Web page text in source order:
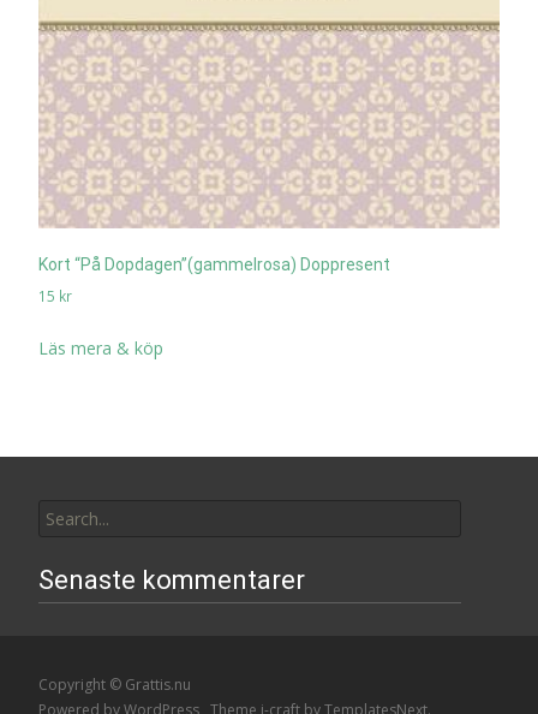
Kort “På Dopdagen”(gammelrosa) Doppresent
15 kr
Läs mera & köp
for:
Senaste kommentarer
Copyright © Grattis.nu
Powered by WordPress , Theme i-craft by TemplatesNext.